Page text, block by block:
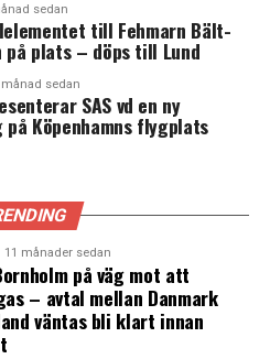
Alex Vargas, Bisse, Blaue
The Entrepreneurs,
Jonah Blacksmith,
Childrenn, Chinah,
Ramirez, First Hate,
Jamaika, Kasper
27, M.I.L.K., Masaolo,
Phlake, The Powpow, Shy
Soleima, Virgin Suicide.
sedan
till Fehmarn Bält-
på plats – döps till Lund
månad sedan
SAS vd en ny
Köpenhamns flygplats
11 månader sedan
på väg mot att
– avtal mellan Danmark
väntas bli klart innan